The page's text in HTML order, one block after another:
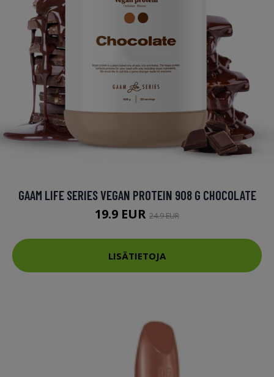
GAAM LIFE SERIES VEGAN PROTEIN 908 G CHOCOLATE
19.9 EUR 24.9 EUR
LISÄTIETOJA